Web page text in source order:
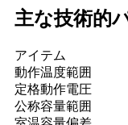
主な技術的
アイテム
動作温度範囲
定格動作電圧
公称容量範囲